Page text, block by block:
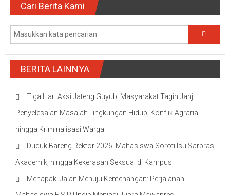
Cari Berita Kami
BERITA LAINNYA
Tiga Hari Aksi Jateng Guyub: Masyarakat Tagih Janji
Penyelesaian Masalah Lingkungan Hidup, Konflik Agraria,
hingga Kriminalisasi Warga
Duduk Bareng Rektor 2026: Mahasiswa Soroti Isu Sarpras,
Akademik, hingga Kekerasan Seksual di Kampus
Menapaki Jalan Menuju Kemenangan: Perjalanan